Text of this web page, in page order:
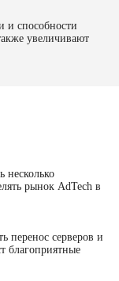
и способности
увеличивают
несколько
рынок AdTech в
перенос серверов и
благоприятные